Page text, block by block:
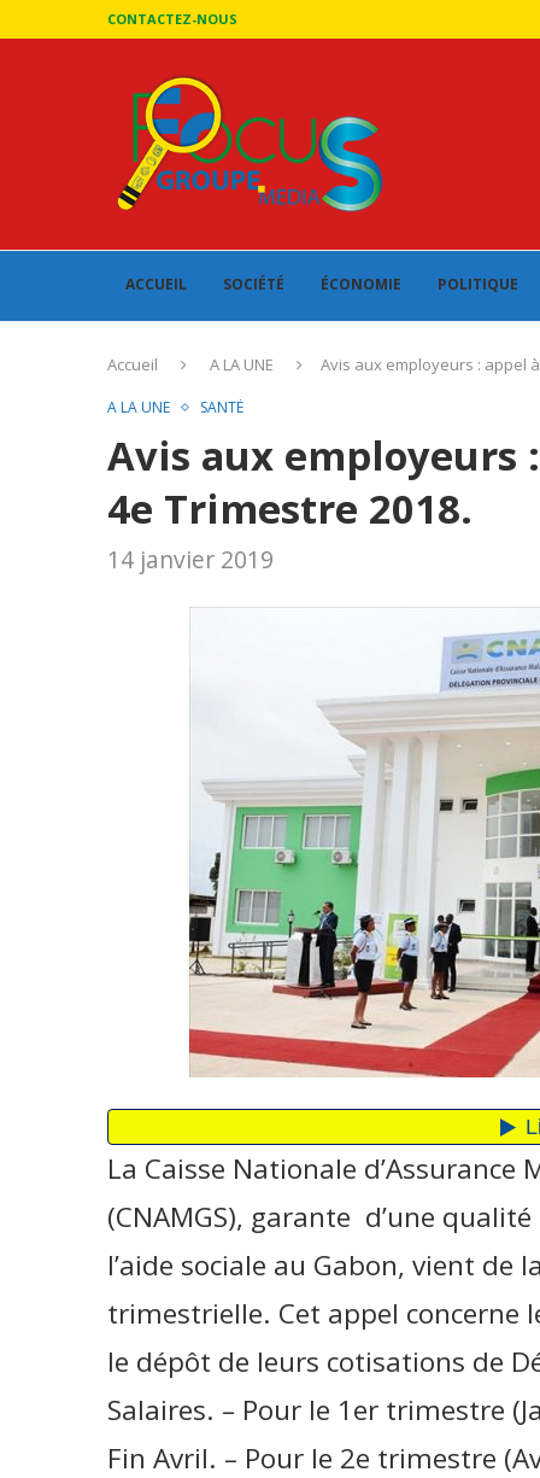
CONTACTEZ-NOUS
ACCUEIL SOCIÉTÉ ÉCONOMIE POLITIQUE
Accueil A LA UNE Avis aux employeurs : appel
A LA UNE SANTÉ
Avis aux employeurs
4e Trimestre 2018.
14 janvier 2019
La Caisse Nationale d’Assurance
(CNAMGS), garante d’une
l’aide sociale au Gabon, vient de
trimestrielle. Cet appel concerne
le dépôt de leurs cotisations de
Salaires. – Pour le 1er trimestre
Fin Avril. – Pour le 2e trimestre